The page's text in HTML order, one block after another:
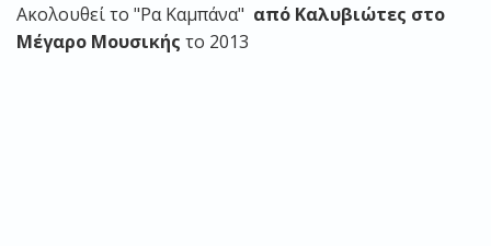
Ακολουθεί το "Ρα Καμπάνα" από Καλυβιώτες στο
Μέγαρο Μουσικής το 2013